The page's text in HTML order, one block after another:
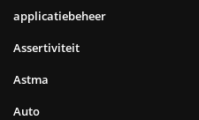
applicatiebeheer
Assertiviteit
Astma
Auto